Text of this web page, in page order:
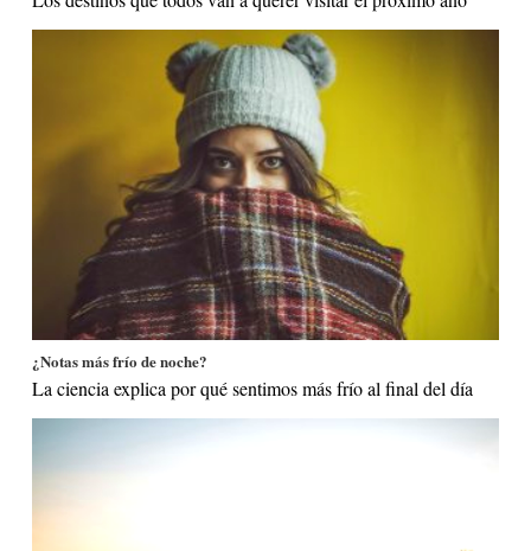
¿Notas más frío de noche?
La ciencia explica por qué sentimos más frío al final del día